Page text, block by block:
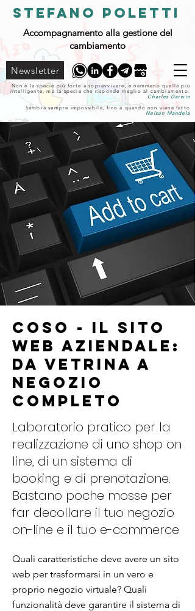
STEFANO POLETTI
Accompagnamento alla gestione del
cambiamento
Newsletter
Non è la specie più forte a sopravvivere, e nemmeno quella più
intelligente, ma la specie che risponde meglio al cambiamento.
Charles Darwin
Sembra sempre impossibile, fino a quando non viene fatto
Nelson Mandela
Coso - Il sito
web aziendale:
da vetrina a
negozio
completo
Laboratorio pratico per la
realizzazione di uno shop on
line, di un sistema di
booking e di prenotazione.
Bastano poche mosse per
far decollare il tuo negozio
on-line e il tuo e-commerce
Quali caratteristiche deve avere un sito
web per trasformarsi in un vero e
proprio negozio virtuale? Quali
funzionalità deve garantire il sistema di